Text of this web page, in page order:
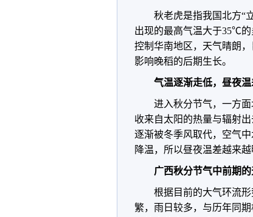
秋老虎是指我国北方“
出现的最高气温大于35℃
控制华南地区，天气晴朗
影响晚稻的后期生长。
气温逐渐走低，昼夜
进入秋分节气，一方
收来自太阳的热量与辐射
逐渐被冬季风取代，空气
降温，所以昼夜温差越来越
广西秋分节气中前期
根据目前的大气环流
繁，雨日较多，与历年同